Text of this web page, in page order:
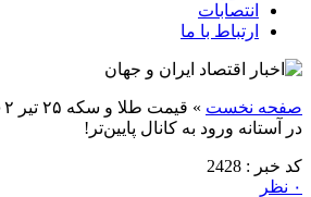
انتصابات
ارتباط با ما
صفحه نخست »
در آستانه ورود به کانال پایین‌تر!
کد خبر : 2428
۰ نظر